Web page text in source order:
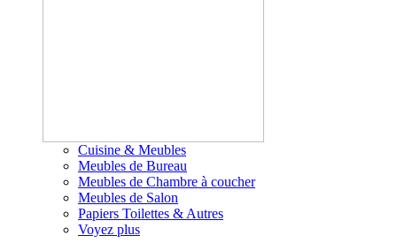
Cuisine & Meubles
Meubles de Bureau
Meubles de Chambre à coucher
Meubles de Salon
Papiers Toilettes & Autres
Voyez plus